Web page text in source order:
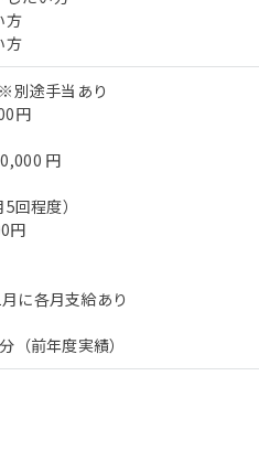
方
方
別途手当あり
円
円
回程度）
円
に各月支給あり
前年度実績）